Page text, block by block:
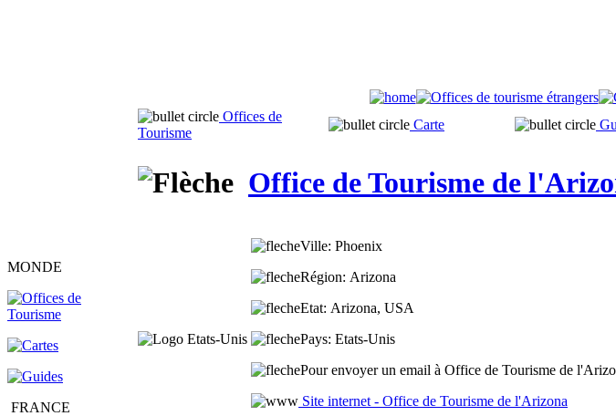
MONDE
FRANCE
Offices de
Tourisme
Carte
Office de Tourisme de
Ville: Phoenix
Région: Arizona
Etat: Arizona, USA
Pays: Etats-Unis
Pour envoyer un email à Office de Tourisme de
Site internet - Office de Tourisme de l'Arizona